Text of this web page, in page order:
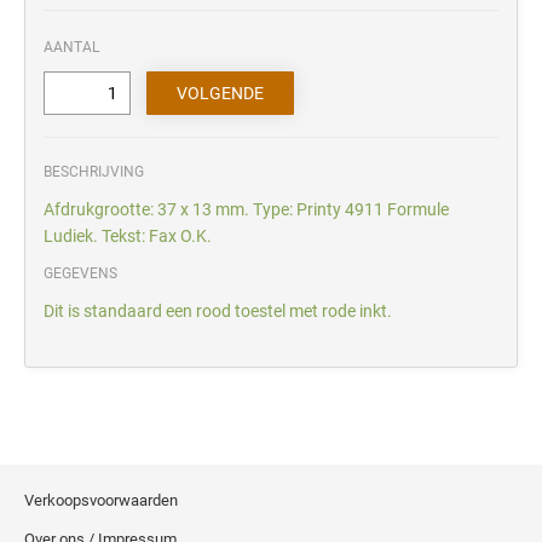
AANTAL
BESCHRIJVING
Afdrukgrootte: 37 x 13 mm. Type: Printy 4911 Formule
Ludiek. Tekst: Fax O.K.
GEGEVENS
Dit is standaard een rood toestel met rode inkt.
Verkoopsvoorwaarden